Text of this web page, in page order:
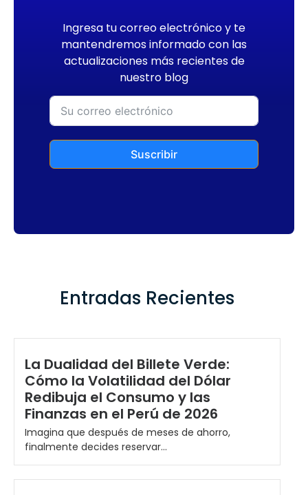
Ingresa tu correo electrónico y te
mantendremos informado con las
actualizaciones más recientes de
nuestro blog
Suscribir
Entradas Recientes
La Dualidad del Billete Verde:
Cómo la Volatilidad del Dólar
Redibuja el Consumo y las
Finanzas en el Perú de 2026
Imagina que después de meses de ahorro,
finalmente decides reservar...